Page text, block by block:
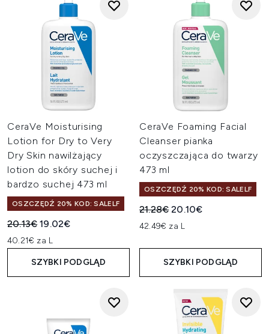
CeraVe Moisturising
Lotion for Dry to Very
Dry Skin nawilżający
lotion do skóry suchej i
bardzo suchej 473 ml
OSZCZĘDŹ 20% KOD: SALELF
Sugerowana cena detaliczna:
20.13€Aktualna cena:
19.02€
40.21€ za L
SZYBKI PODGLĄD
CeraVe Foaming Facial
Cleanser pianka
oczyszczająca do twarzy
473 ml
OSZCZĘDŹ 20% KOD: SALELF
Sugerowana cena
21.28€Aktualna cena:
20.10€
42.49€ za L
SZYBKI PODGLĄD